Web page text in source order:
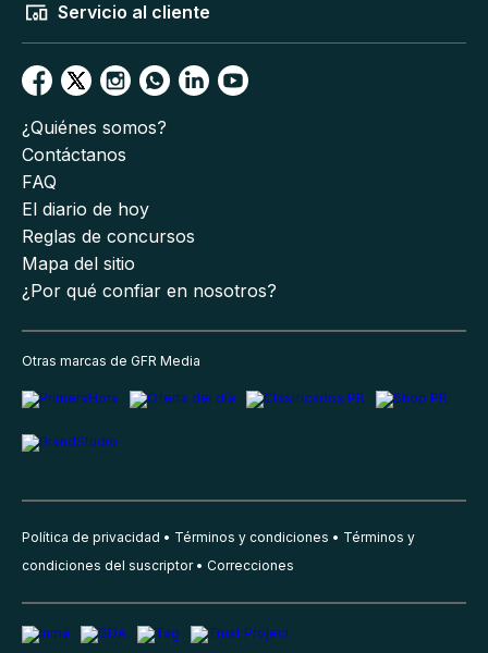
Servicio al cliente
¿Quiénes somos?
Contáctanos
FAQ
El diario de hoy
Reglas de concursos
Mapa del sitio
¿Por qué confiar en nosotros?
Otras marcas de GFR Media
Política de privacidad Términos y condiciones
Términos y
condiciones del suscriptor
Correcciones